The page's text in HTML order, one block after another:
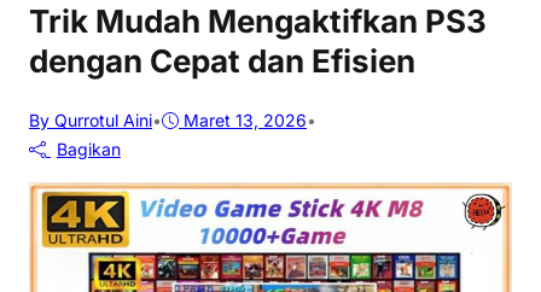
Trik Mudah Mengaktifkan PS3
dengan Cepat dan Efisien
By Qurrotul Aini• Maret 13, 2026•
Bagikan